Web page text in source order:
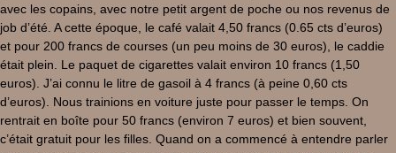
avec les copains, avec notre petit argent de poche ou nos revenus de
job d’été. A cette époque, le café valait 4,50 francs (0.65 cts d’euros)
et pour 200 francs de courses (un peu moins de 30 euros), le caddie
était plein. Le paquet de cigarettes valait environ 10 francs (1,50
euros). J’ai connu le litre de gasoil à 4 francs (à peine 0,60 cts
d’euros). Nous trainions en voiture juste pour passer le temps. On
rentrait en boîte pour 50 francs (environ 7 euros) et bien souvent,
c’était gratuit pour les filles. Quand on a commencé à entendre parler